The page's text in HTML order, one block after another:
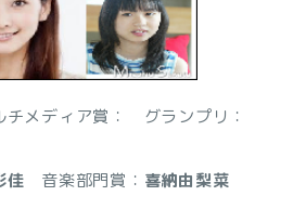
メディア賞： グランプリ：
佳 音楽部門賞： 喜納由梨菜